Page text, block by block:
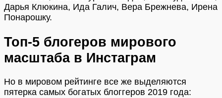
Дарья Клюкина, Ида Галич, Вера Брежнева, Ирена
Понарошку.
Топ-5 блогеров мирового
масштаба в Инстаграм
Но в мировом рейтинге все же выделяются
пятерка самых богатых блоггеров 2019 года: